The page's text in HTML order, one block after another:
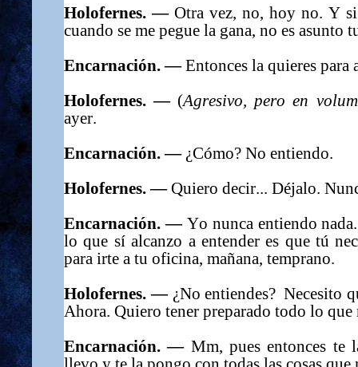
Holofernes. — Otra vez, no, hoy no. Y
cuando se me pegue la gana, no es asunto
Encarnación. —Entonces la quieres para
Holofernes. — (Agresivo, pero en
ayer.
Encarnación. — ¿Cómo? No entiendo.
Holofernes. —Quiero decir... Déjalo.
Encarnación. — Yo nunca entiendo
lo que sí alcanzo a entender es que tú
para irte a tu oficina, mañana, temprano.
Holofernes. — ¿No entiendes? Necesito
Ahora. Quiero tener preparado todo lo que
Encarnación. — Mm, pues entonces